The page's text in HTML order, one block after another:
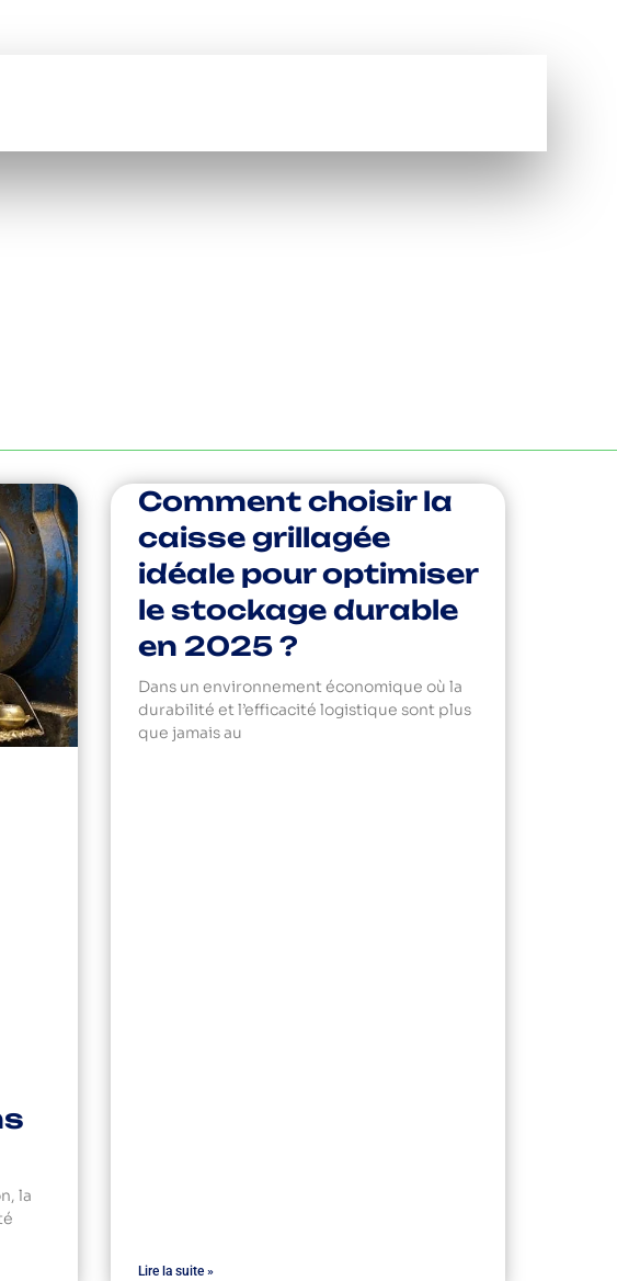
la
Comment choisir la
caisse grillagée
idéale pour optimiser
le stockage durable
en 2025 ?
Dans un environnement économique où la
durabilité et l’efficacité logistique sont plus
que jamais au
Lire la suite »